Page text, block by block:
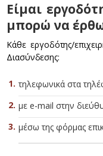
Είμαι
μπορώ να
Κάθε εργοδότης/
Διασύνδεσης:
τηλεφωνικά στα
με e-mail στην
μέσω της φόρμας